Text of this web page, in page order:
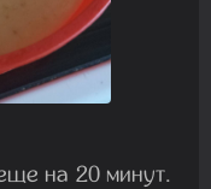
на 20 минут.